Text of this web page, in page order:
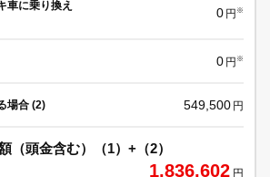
車に乗り換え
0 円 ※
0 円 ※
場合 (2) 549,500 円
（頭金含む）（1）+（2）
1,836,602 円